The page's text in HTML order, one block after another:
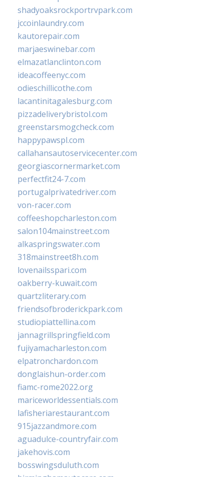
shadyoaksrockportrvpark.com
jccoinlaundry.com
kautorepair.com
marjaeswinebar.com
elmazatlanclinton.com
ideacoffeenyc.com
odieschillicothe.com
lacantinitagalesburg.com
pizzadeliverybristol.com
greenstarsmogcheck.com
happypawspl.com
callahansautoservicecenter.com
georgiascornermarket.com
perfectfit24-7.com
portugalprivatedriver.com
von-racer.com
coffeeshopcharleston.com
salon104mainstreet.com
alkaspringswater.com
318mainstreet8h.com
lovenailsspari.com
oakberry-kuwait.com
quartzliterary.com
friendsofbroderickpark.com
studiopiattellina.com
jannagrillspringfield.com
fujiyamacharleston.com
elpatronchardon.com
donglaishun-order.com
fiamc-rome2022.org
mariceworldessentials.com
lafisheriarestaurant.com
915jazzandmore.com
aguadulce-countryfair.com
jakehovis.com
bosswingsduluth.com